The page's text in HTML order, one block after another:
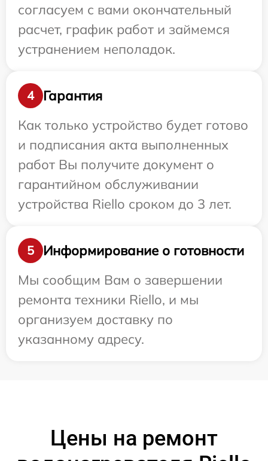
согласуем с вами окончательный
расчет, график работ и займемся
устранением неполадок.
4
Гарантия
Как только устройство будет готово
и подписания акта выполненных
работ Вы получите документ о
гарантийном обслуживании
устройства Riello сроком до 3 лет.
5
Информирование о готовности
Мы сообщим Вам о завершении
ремонта техники Riello, и мы
организуем доставку по
указанному адресу.
Цены на ремонт